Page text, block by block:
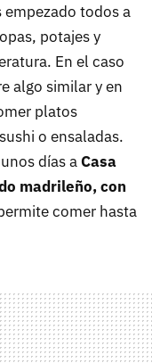
todos a
potajes y
En el caso
algo similar y en
platos
o ensaladas.
días aCasa
madrileño, con
comer hasta